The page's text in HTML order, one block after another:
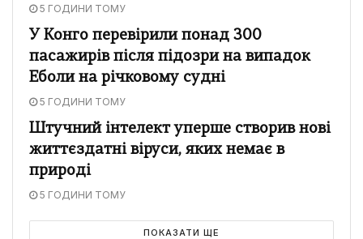
5 ГОДИНИ ТОМУ
У Конго перевірили понад 300
пасажирів після підозри на випадок
Еболи на річковому судні
5 ГОДИНИ ТОМУ
Штучний інтелект уперше створив нові
життєздатні віруси, яких немає в
природі
5 ГОДИНИ ТОМУ
ПОКАЗАТИ ЩЕ